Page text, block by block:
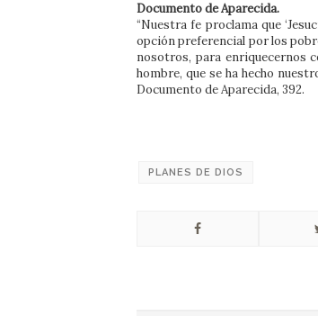
Documento de Aparecida.
“Nuestra fe proclama que
opción preferencial por los
nosotros, para enriquecernos
hombre, que se ha hecho
Documento de Aparecida, 392.
PLANES DE DIOS